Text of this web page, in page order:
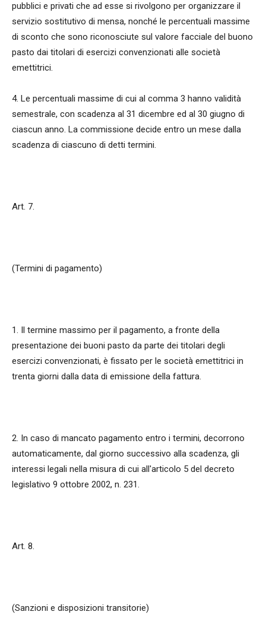
pubblici e privati che ad esse si rivolgono per organizzare il
servizio sostitutivo di mensa, nonché le percentuali massime
di sconto che sono riconosciute sul valore facciale del buono
pasto dai titolari di esercizi convenzionati alle società
emettitrici.
4. Le percentuali massime di cui al comma 3 hanno validità
semestrale, con scadenza al 31 dicembre ed al 30 giugno di
ciascun anno. La commissione decide entro un mese dalla
scadenza di ciascuno di detti termini.
Art. 7.
(Termini di pagamento)
1. Il termine massimo per il pagamento, a fronte della
presentazione dei buoni pasto da parte dei titolari degli
esercizi convenzionati, è fissato per le società emettitrici in
trenta giorni dalla data di emissione della fattura.
2. In caso di mancato pagamento entro i termini, decorrono
automaticamente, dal giorno successivo alla scadenza, gli
interessi legali nella misura di cui all'articolo 5 del decreto
legislativo 9 ottobre 2002, n. 231.
Art. 8.
(Sanzioni e disposizioni transitorie)